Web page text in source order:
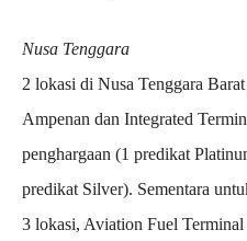
Nusa Tenggara
2 lokasi di Nusa Tenggara
Ampenan dan Integrated
penghargaan (1 predikat
predikat Silver). Sementara
3 lokasi, Aviation Fuel